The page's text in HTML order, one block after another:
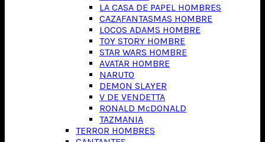
LA CASA DE PAPEL HOMBRES
CAZAFANTASMAS HOMBRE
LOCOS ADAMS HOMBRE
TOY STORY HOMBRE
STAR WARS HOMBRE
AVATAR HOMBRE
NARUTO
DEMON SLAYER
V DE VENDETTA
RONALD McDONALD
TAZMANIA
TERROR HOMBRES